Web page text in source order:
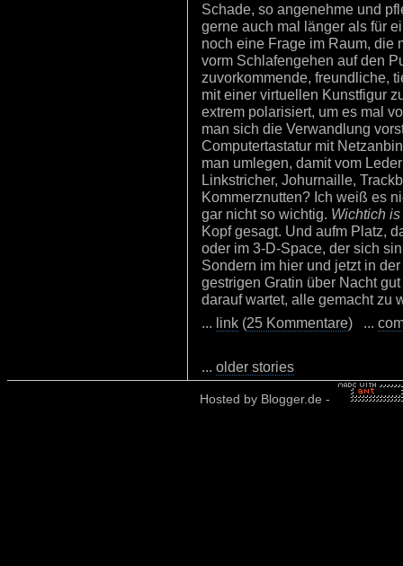
Schade, so angenehme und
gerne auch mal länger als für
noch eine Frage im Raum, die
vorm Schlafengehen auf den
zuvorkommende, freundliche,
mit einer virtuellen Kunstfigur
extrem polarisiert, um es mal
man sich die Verwandlung
Computertastatur mit
man umlegen, damit vom
Linkstricher, Johurnaille,
Kommerznutten? Ich weiß es
gar nicht so wichtig. Wichtich
Kopf gesagt. Und aufm Platz,
oder im 3-D-Space, der sich
Sondern im hier und jetzt in
gestrigen Gratin über Nacht
darauf wartet, alle gemacht zu
... link (25 Kommentare) ...
... older stories
Hosted by Blogger.de -